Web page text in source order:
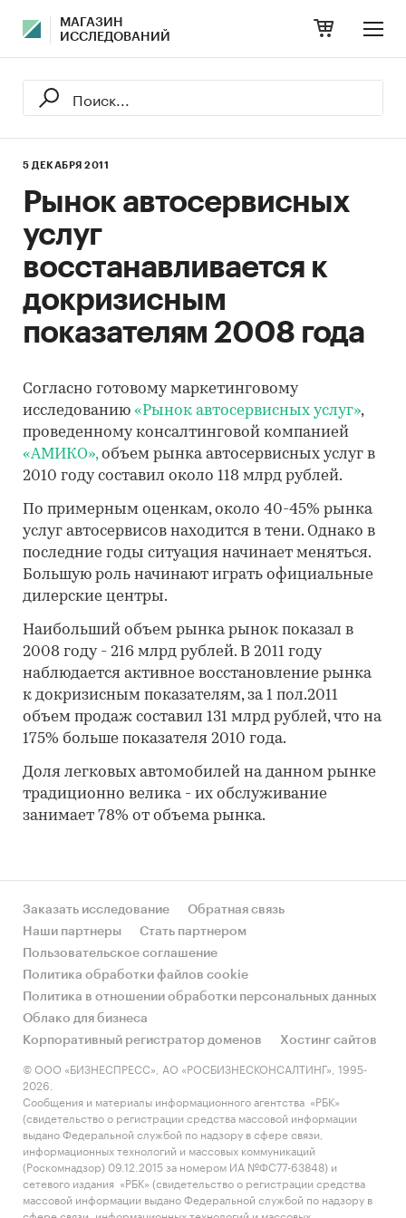
МАГАЗИН
ИССЛЕДОВАНИЙ
5 ДЕКАБРЯ 2011
Рынок автосервисных
услуг
восстанавливается к
докризисным
показателям 2008 года
Согласно готовому маркетинговому
исследованию «Рынок автосервисных услуг»,
проведенному консалтинговой компанией
«АМИКО»,объем рынка автосервисных услуг в
2010 году составил около 118 млрд рублей.
По примерным оценкам, около 40-45% рынка
услуг автосервисов находится в тени. Однако в
последние годы ситуация начинает меняться.
Большую роль начинают играть официальные
дилерские центры.
Наибольший объем рынка рынок показал в
2008 году - 216 млрд рублей. В 2011 году
наблюдается активное восстановление рынка
к докризисным показателям, за 1 пол.2011
объем продаж составил 131 млрд рублей, что на
175% больше показателя 2010 года.
Доля легковых автомобилей на данном рынке
традиционно велика - их обслуживание
занимает 78% от объема рынка.
Заказать исследование
Обратная связь
Наши партнеры
Стать партнером
Пользовательское соглашение
Политика обработки файлов cookie
Политика в отношении обработки персональных данных
Облако для бизнеса
Корпоративный регистратор доменов
Хостинг сайтов
© ООО «БИЗНЕСПРЕСС», АО «РОСБИЗНЕСКОНСАЛТИНГ», 1995-
2026.
Сообщения и материалы информационного агентства «РБК»
(свидетельство о регистрации средства массовой информации
выдано Федеральной службой по надзору в сфере связи,
информационных технологий и массовых коммуникаций
(Роскомнадзор) 09.12.2015 за номером ИА №ФС77-63848) и
сетевого издания «РБК» (свидетельство о регистрации средства
массовой информации выдано Федеральной службой по надзору в